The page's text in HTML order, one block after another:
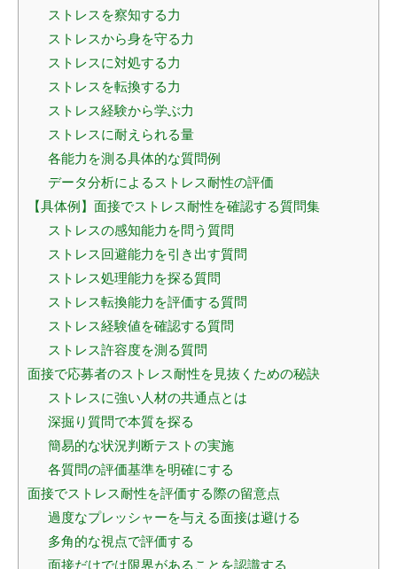
ストレスを察知する力
ストレスから身を守る力
ストレスに対処する力
ストレスを転換する力
ストレス経験から学ぶ力
ストレスに耐えられる量
各能力を測る具体的な質問例
データ分析によるストレス耐性の評価
【具体例】面接でストレス耐性を確認する質問集
ストレスの感知能力を問う質問
ストレス回避能力を引き出す質問
ストレス処理能力を探る質問
ストレス転換能力を評価する質問
ストレス経験値を確認する質問
ストレス許容度を測る質問
面接で応募者のストレス耐性を見抜くための秘訣
ストレスに強い人材の共通点とは
深掘り質問で本質を探る
簡易的な状況判断テストの実施
各質問の評価基準を明確にする
面接でストレス耐性を評価する際の留意点
過度なプレッシャーを与える面接は避ける
多角的な視点で評価する
面接だけでは限界があることを認識する